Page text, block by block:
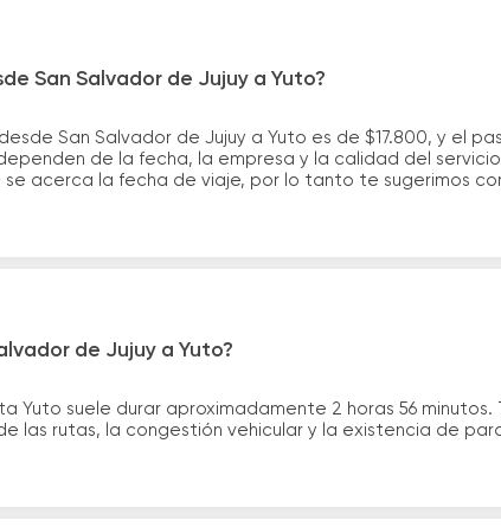
San Salvador de Jujuy a Yuto?
San Salvador de Jujuy a Yuto es de $17.800, y el
de la fecha, la empresa y la calidad del
se acerca la fecha de viaje, por lo tanto te sugerimos
de Jujuy a Yuto?
Yuto suele durar aproximadamente 2 horas 56
las rutas, la congestión vehicular y la existencia de